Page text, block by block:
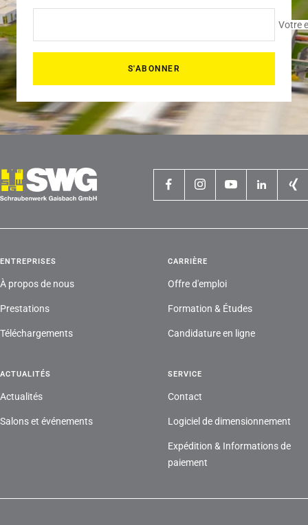
Votre
S'ABONNER
ENTREPRISES
À propos de nous
Prestations
Téléchargements
CARRIÈRE
Offre d'emploi
Formation & Études
Candidature en ligne
ACTUALITÉS
Actualités
Salons et événements
SERVICE
Contact
Logiciel de dimensionnement
Expédition & Informations de
paiement